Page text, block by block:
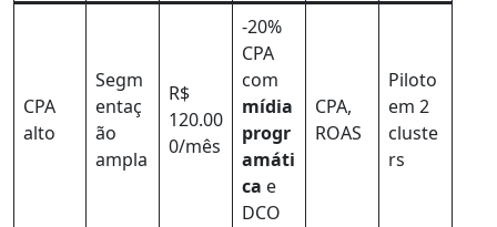
CPA
alto
Segm
entaç
ão
ampla
R$
120.00
0/mês
-20%
CPA
com
mídia
progr
amáti
ca e
DCO
CPA,
ROAS
Piloto
em 2
cluste
rs